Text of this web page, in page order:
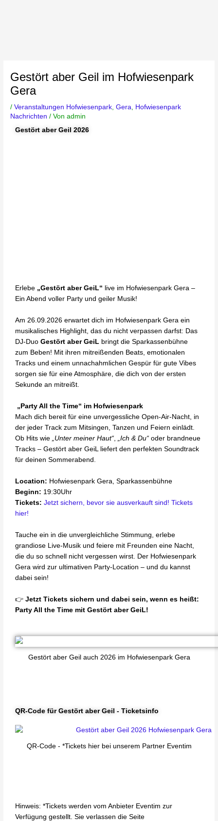
Gestört aber Geil im Hofwiesenpark
Gera
/Veranstaltungen Hofwiesenpark,Gera, Hofwiesenpark
Nachrichten / Vonadmin
Gestört aber Geil 2026
Erlebe „Gestört aber GeiL“ live im Hofwiesenpark Gera –
Ein Abend voller Party und geiler Musik!
Am 26.09.2026 erwartet dich im Hofwiesenpark Gera ein
musikalisches Highlight, das du nicht verpassen darfst: Das
DJ-DuoGestört aber GeiL bringt die Sparkassenbühne
zum Beben! Mit ihren mitreißenden Beats, emotionalen
Tracks und einem unnachahmlichen Gespür für gute Vibes
sorgen sie für eine Atmosphäre, die dich von der ersten
Sekunde an mitreißt.
„Party All the Time“ im Hofwiesenpark
Mach dich bereit für eine unvergessliche Open-Air-Nacht, in
der jeder Track zum Mitsingen, Tanzen und Feiern einlädt.
Ob Hits wie„Unter meiner Haut“,„Ich & Du“ oder brandneue
Tracks – Gestört aber GeiL liefert den perfekten Soundtrack
für deinen Sommerabend.
Location: Hofwiesenpark Gera, Sparkassenbühne
Beginn: 19:30Uhr
Tickets: Jetzt sichern, bevor sie ausverkauft sind! Tickets
hier!
Tauche ein in die unvergleichliche Stimmung, erlebe
grandiose Live-Musik und feiere mit Freunden eine Nacht,
die du so schnell nicht vergessen wirst. Der Hofwiesenpark
Gera wird zur ultimativen Party-Location – und du kannst
dabei sein!
👉Jetzt Tickets sichern und dabei sein, wenn es heißt:
Party All the Time mit Gestört aber GeiL!
Gestört aber Geil auch 2026 im Hofwiesenpark Gera
QR-Code für Gestört aber Geil - Ticketsinfo
QR-Code - *Tickets hier bei unserem Partner Eventim
Hinweis: *Tickets werden vom Anbieter Eventim zur
Verfügung gestellt. Sie verlassen die Seite